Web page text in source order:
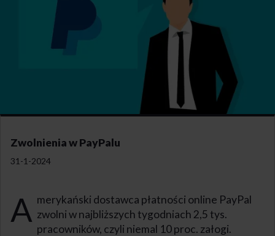
Zwolnienia w PayPalu
31-1-2024
A merykański dostawca płatności online PayPal
zwolni w najbliższych tygodniach 2,5 tys.
pracowników, czyli niemal 10 proc. załogi.